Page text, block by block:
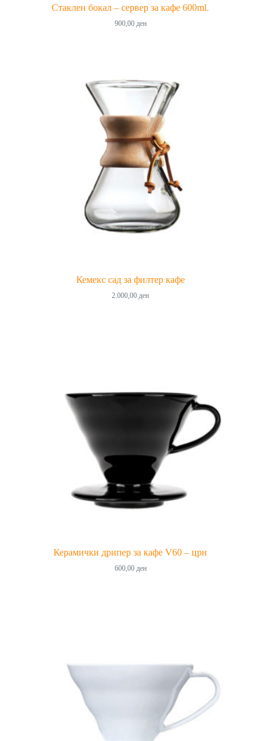
Стаклен бокал – сервер за кафе 600ml.
900,00 ден
Кемекс сад за филтер кафе
2.000,00ден
Керамички дрипер за кафе V60 – црн
600,00 ден